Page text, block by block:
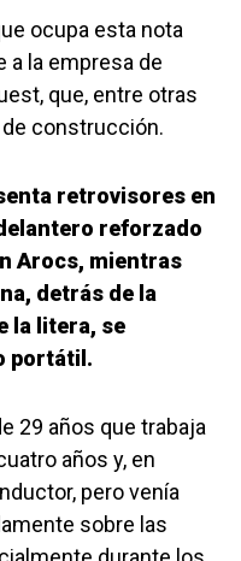
ocupa esta nota
la empresa de
que, entre otras
construcción.
retrovisores en
reforzado
Arocs, mientras
detrás de la
la litera, se
portátil.
29 años que trabaja
años y, en
pero venía
sobre las